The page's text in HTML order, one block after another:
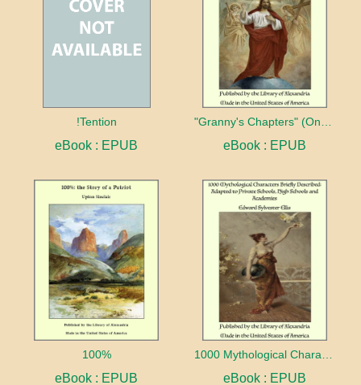
!Tention
eBook : EPUB eBook : EPUB
100%
eBook : EPUB eBook : EPUB